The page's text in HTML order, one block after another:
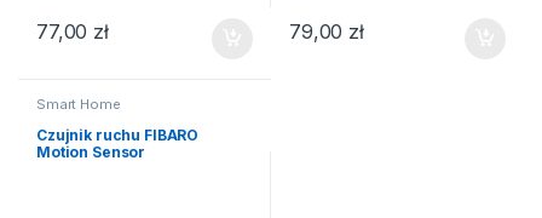
77,00 zł 79,00 zł
Smart Home
Czujnik ruchu FIBARO
Motion Sensor